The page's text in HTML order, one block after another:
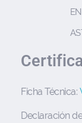
Ficha Técnica:
Declaración